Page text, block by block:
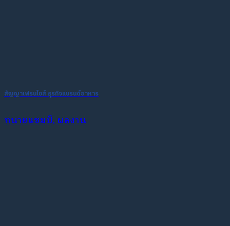
สัญญาเฟรนไชส์ ธุรกิจแบรนด์อาหาร
ทนายแชมป์, ผลงาน